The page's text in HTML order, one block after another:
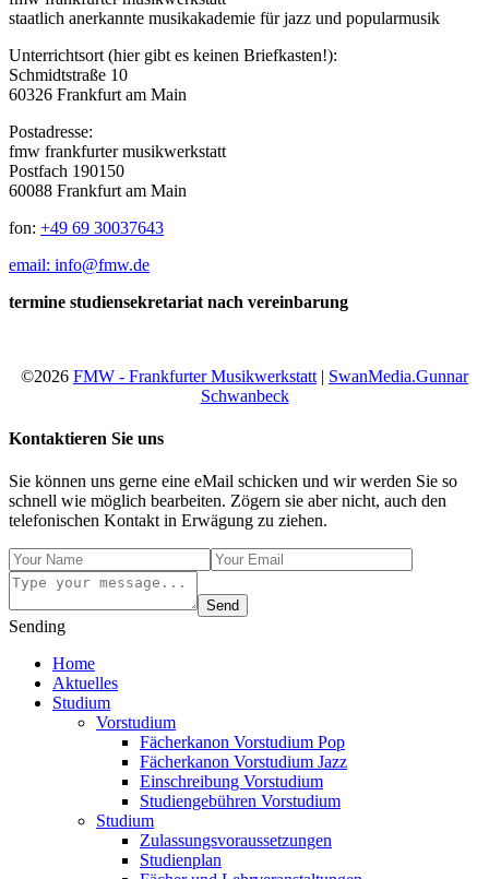
staatlich anerkannte musikakademie für jazz und popularmusik
Unterrichtsort (hier gibt es keinen Briefkasten!):
Schmidtstraße 10
60326 Frankfurt am Main
Postadresse:
fmw frankfurter musikwerkstatt
Postfach 190150
60088 Frankfurt am Main
fon: +49 69 30037643
email: info@fmw.de
termine studiensekretariat nach vereinbarung
©2026 FMW - Frankfurter Musikwerkstatt | SwanMedia.Gunnar
Schwanbeck
Kontaktieren Sie uns
Sie können uns gerne eine eMail schicken und wir werden Sie so
schnell wie möglich bearbeiten. Zögern sie aber nicht, auch den
telefonischen Kontakt in Erwägung zu ziehen.
Send
Sending
Home
Aktuelles
Studium
Vorstudium
Fächerkanon Vorstudium Pop
Fächerkanon Vorstudium Jazz
Einschreibung Vorstudium
Studiengebühren Vorstudium
Studium
Zulassungsvoraussetzungen
Studienplan